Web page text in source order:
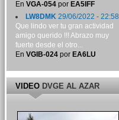
En VGA-054por EA5IFF
LW8DMK29/06/2022 - 22:58
Que lindo ver tu gran actividad
amigo querido !!! Abrazo muy
fuerte desde el otro...
En VGIB-024por EA6LU
VIDEODVGE AL AZAR